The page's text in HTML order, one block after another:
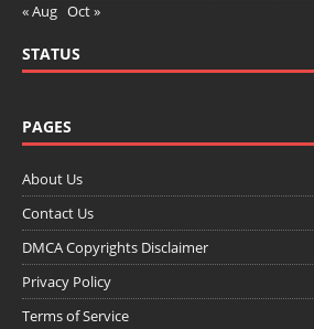
« Aug Oct »
STATUS
PAGES
About Us
Contact Us
DMCA Copyrights Disclaimer
Privacy Policy
Terms of Service